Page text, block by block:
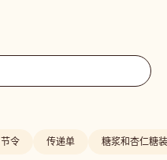
节令 传递单 糖浆和杏仁糖